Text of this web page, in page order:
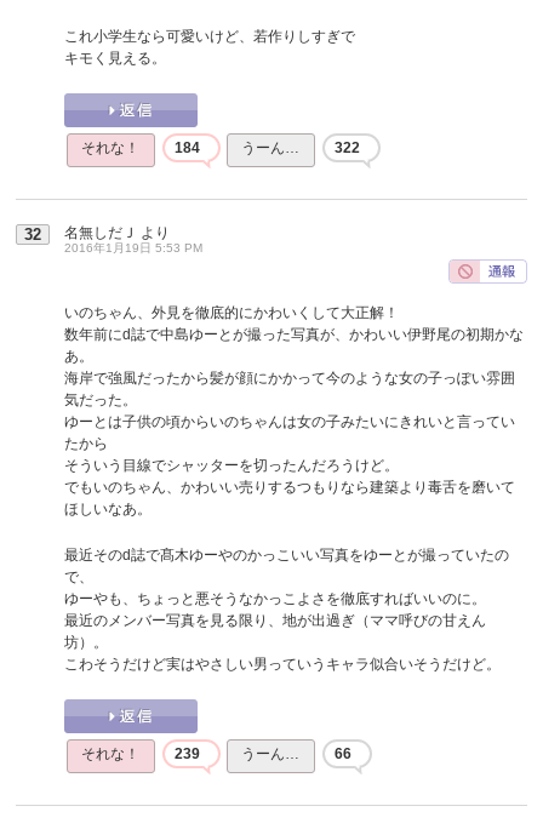
これ小学生なら可愛いけど、若作りしすぎで
キモく見える。
それな！ 184 うーん… 322
32 名無しだＪ より
2016年1月19日 5:53 PM
いのちゃん、外見を徹底的にかわいくして大正解！
数年前にd誌で中島ゆーとが撮った写真が、かわいい伊野尾の初期かな
あ。
海岸で強風だったから髪が顔にかかって今のような女の子っぽい雰囲
気だった。
ゆーとは子供の頃からいのちゃんは女の子みたいにきれいと言ってい
たから
そういう目線でシャッターを切ったんだろうけど。
でもいのちゃん、かわいい売りするつもりなら建築より毒舌を磨いて
ほしいなあ。
最近そのd誌で髙木ゆーやのかっこいい写真をゆーとが撮っていたの
で、
ゆーやも、ちょっと悪そうなかっこよさを徹底すればいいのに。
最近のメンバー写真を見る限り、地が出過ぎ（ママ呼びの甘えん
坊）。
こわそうだけど実はやさしい男っていうキャラ似合いそうだけど。
それな！ 239 うーん… 66